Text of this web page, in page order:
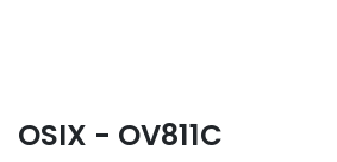
OSIX - OV811C